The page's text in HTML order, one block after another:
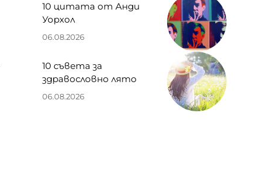
10 цитата от Анди
Уорхол
06.08.2026
10 съвета за
здравословно лято
06.08.2026